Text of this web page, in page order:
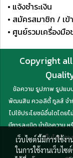
• แจ้งชำระเงิน
• สมัครสมาชิก / เข้
• ศูนย์รวมเครื่องมื
Copyright
ข้อความ รูปภาพ รูปแบ
พัฒนสิน ควอลิตี้ ทูลส์ จำกั
ไปใช้ประโยชน์อื่นใดโด
มีการละเมิด นำข้อความ
เว็บไซต์ ท
เว็บไซต์นี้มีการใช้
ในการใช้งานเว็บไ